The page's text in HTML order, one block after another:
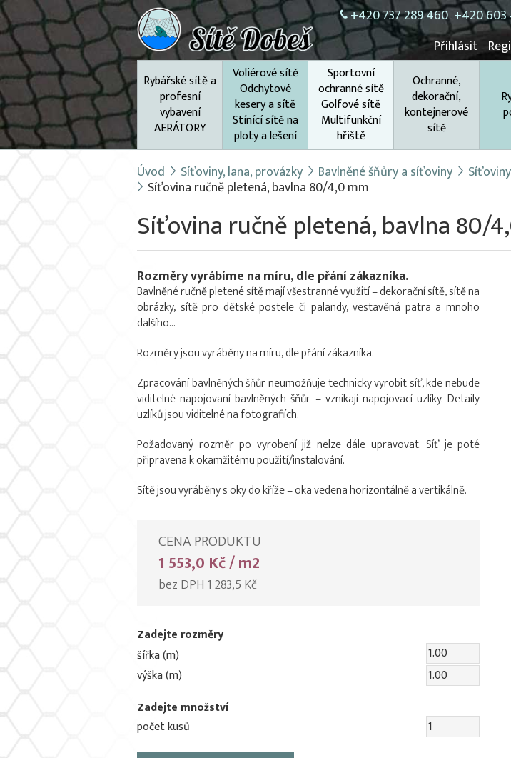
+420 737 289 460 +420 603
Přihlásit
Rybářské sítě a
profesní
vybavení
AERÁTORY
Voliérové sítě
Odchytové
kesery a sítě
Stínící sítě na
ploty a lešení
Sportovní
ochranné sítě
Golfové sítě
Multifunkční
hřiště
Ochranné,
dekorační,
kontejnerové
sítě
Úvod Síťoviny, lana, provázky Bavlněné šňůry a síťoviny
Síťovina ručně pletená, bavlna 80/4,0 mm
Síťovina ručně pletená, bavlna 80/
Rozměry vyrábíme na míru, dle přání zákazníka.
Bavlněné ručně pletené sítě mají všestranné využití – dekorační sítě, sítě na
obrázky, sítě pro dětské postele či palandy, vestavěná patra a mnoho
dalšího…
Rozměry jsou vyráběny na míru, dle přání zákazníka.
Zpracování bavlněných šňůr neumožňuje technicky vyrobit síť, kde nebude
viditelné napojovaní bavlněných šňůr – vznikají napojovací uzlíky. Detaily
uzlíků jsou viditelné na fotografiích.
Požadovaný rozměr po vyrobení již nelze dále upravovat. Síť je poté
připravena k okamžitému použití/instalování.
Sítě jsou vyráběny s oky do kříže – oka vedena horizontálně a vertikálně.
CENA PRODUKTU
1 553,0 Kč / m2
bez DPH 1 283,5 Kč
Zadejte rozměry
šířka (m)
výška (m)
Zadejte množství
počet kusů